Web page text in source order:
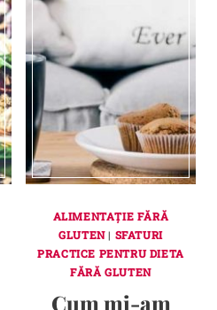
ALIMENTAȚIE FĂRĂ
GLUTEN| SFATURI
PRACTICE PENTRU DIETA
FĂRĂ GLUTEN
Cum mi-am